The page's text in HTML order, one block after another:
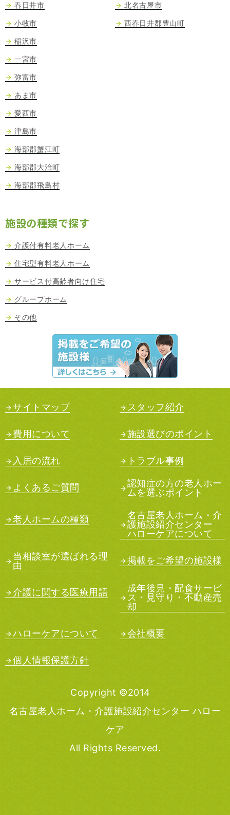
春日井市
小牧市
北名古屋市
西春日井郡豊山町
稲沢市
一宮市
弥富市
あま市
愛西市
津島市
海部郡蟹江町
海部郡大治町
海部郡飛島村
施設の種類で探す
介護付有料老人ホーム
住宅型有料老人ホーム
サービス付高齢者向け住宅
グループホーム
その他
サイトマップ スタッフ紹介
費用について 施設選びのポイント
入居の流れ トラブル事例
よくあるご質問
認知症の方の老人ホー
ムを選ぶポイント
老人ホームの種類
名古屋老人ホーム・介
護施設紹介センター
ハローケアについて
当相談室が選ばれる理
由
掲載をご希望の施設様
介護に関する医療用語
成年後見・配食サービ
ス・見守り・不動産売
却
ハローケアについて 会社概要
個人情報保護方針
Copyright ©2014
名古屋老人ホーム・介護施設紹介センター ハロー
ケア
All Rights Reserved.